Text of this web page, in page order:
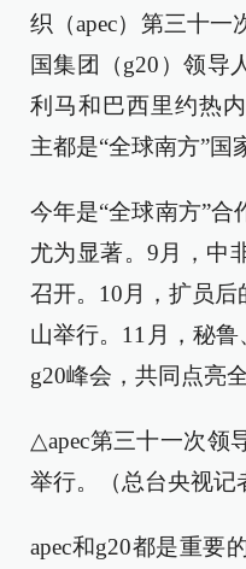
织（apec）第三十
国集团（g20）领导
利马和巴西里约热
主都是“全球南方”国
今年是“全球南方”
尤为显著。9月，中
召开。10月，扩员后
山举行。11月，秘鲁
g20峰会，共同点亮
△apec第三十一次领
举行。（总台央视记
apec和g20都是重要